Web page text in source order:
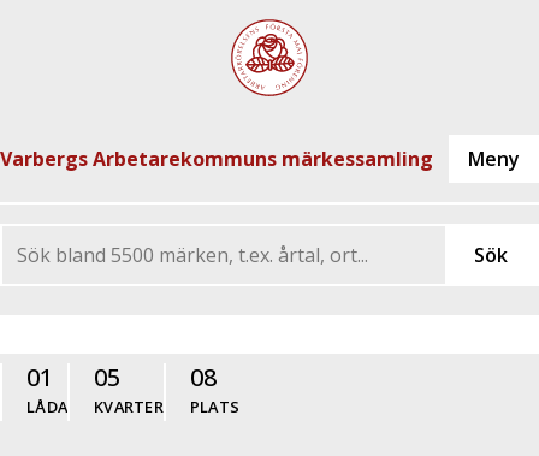
Varbergs Arbetarekommuns märkessamling
01
LÅDA
05
KVARTER
08
PLATS